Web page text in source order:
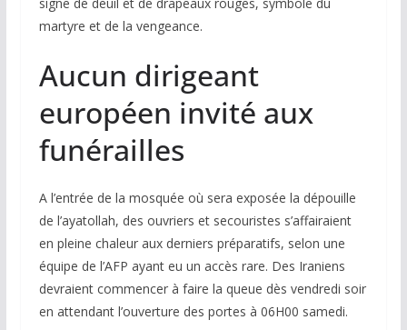
martyre et de la vengeance.
Aucun dirigeant
européen invité aux
funérailles
A l’entrée de la mosquée où sera exposée la dépouille
de l’ayatollah, des ouvriers et secouristes s’affairaient
en pleine chaleur aux derniers préparatifs, selon une
équipe de l’AFP ayant eu un accès rare. Des Iraniens
devraient commencer à faire la queue dès vendredi soir
en attendant l’ouverture des portes à 06H00 samedi.